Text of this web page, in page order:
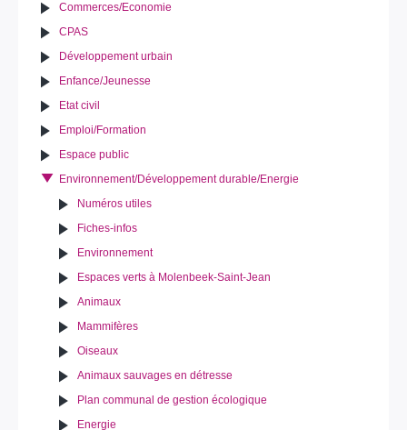
Commerces/Economie
CPAS
Développement urbain
Enfance/Jeunesse
Etat civil
Emploi/Formation
Espace public
Environnement/Développement durable/Energie
Numéros utiles
Fiches-infos
Environnement
Espaces verts à Molenbeek-Saint-Jean
Animaux
Mammifères
Oiseaux
Animaux sauvages en détresse
Plan communal de gestion écologique
Energie